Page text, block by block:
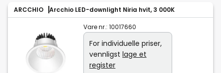
ARCCHIO Arcchio LED-downlight Niria hvit, 3 000K
Vare nr.: 10017660
For individuelle priser,
vennligst lage et
register